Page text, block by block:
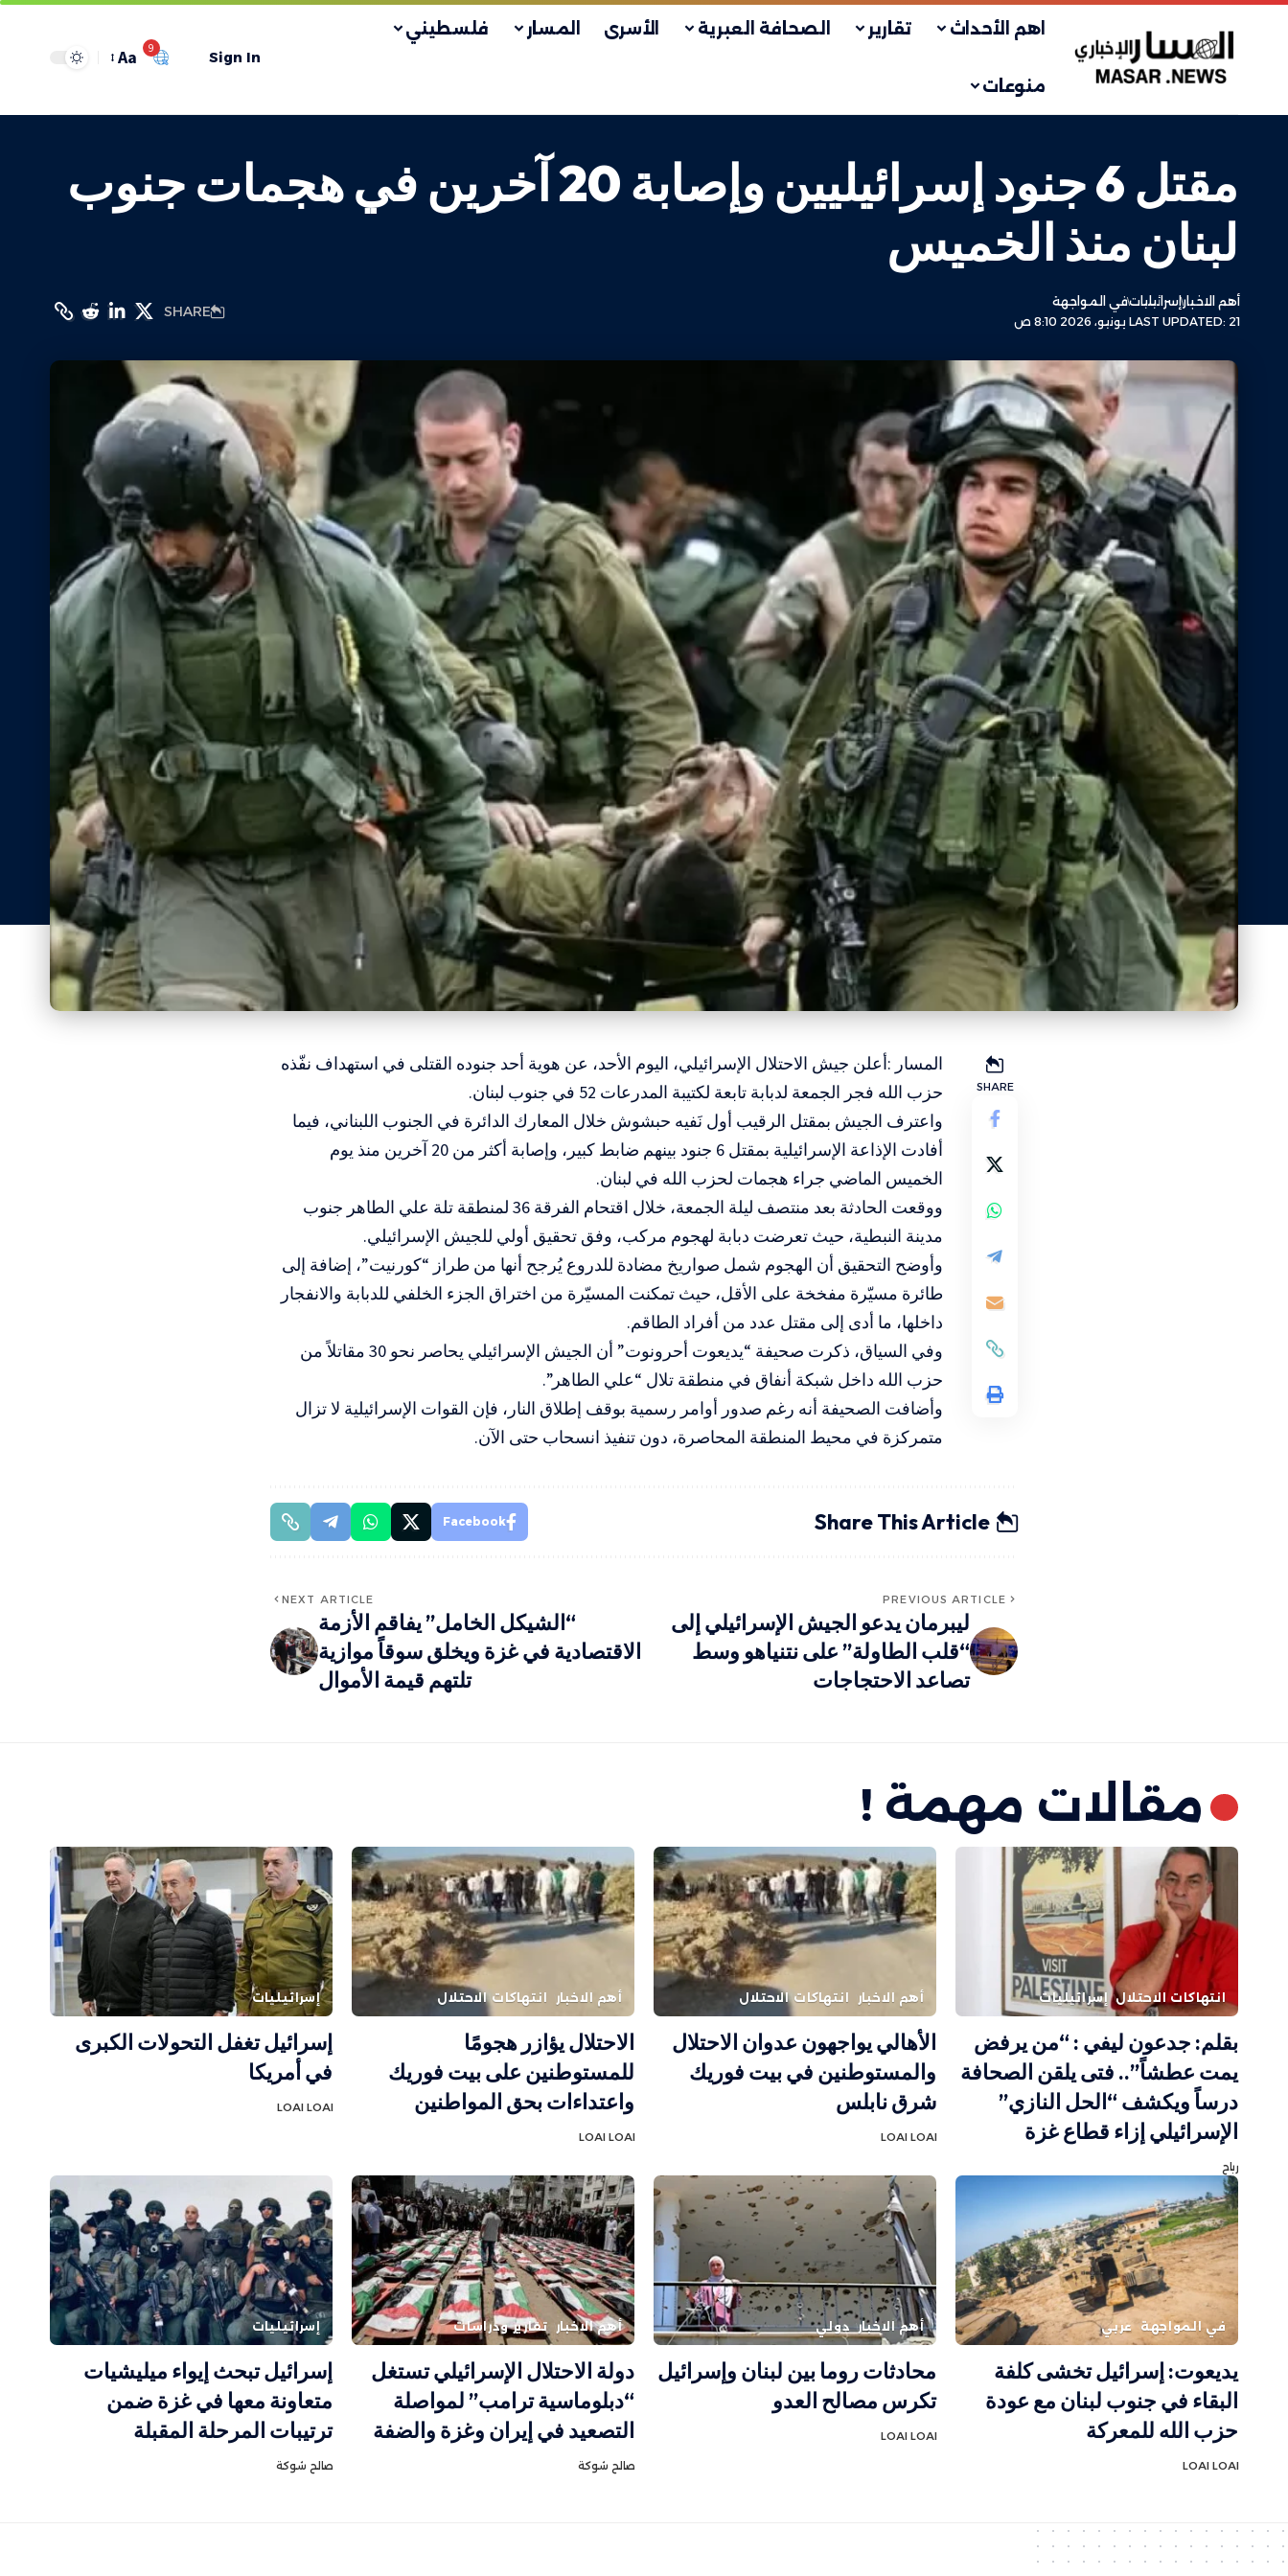
اهم الأحداث تقارير الصحافة العبرية الأسرى المسار فلسطيني
منوعات
Sign In
9
Aa
مقتل 6 جنود إسرائيليين وإصابة 20 آخرين في هجمات جنوب
لبنان منذ الخميس
LAST UPDATED: 21 يونيو، 2026 8:10 ص
أهم الاخبارإسرائيلياتفي المواجهة
SHARE
SHARE
المسار :أعلن جيش الاحتلال الإسرائيلي، اليوم الأحد، عن هوية أحد جنوده القتلى في استهداف نفّذه
حزب الله فجر الجمعة لدبابة تابعة لكتيبة المدرعات 52 في جنوب لبنان.
واعترف الجيش بمقتل الرقيب أول نَفيه حبشوش خلال المعارك الدائرة في الجنوب اللبناني، فيما
أفادت الإذاعة الإسرائيلية بمقتل 6 جنود بينهم ضابط كبير، وإصابة أكثر من 20 آخرين منذ يوم
الخميس الماضي جراء هجمات لحزب الله في لبنان.
ووقعت الحادثة بعد منتصف ليلة الجمعة، خلال اقتحام الفرقة 36 لمنطقة تلة علي الطاهر جنوب
مدينة النبطية، حيث تعرضت دبابة لهجوم مركب، وفق تحقيق أولي للجيش الإسرائيلي.
وأوضح التحقيق أن الهجوم شمل صواريخ مضادة للدروع يُرجح أنها من طراز “كورنيت”، إضافة إلى
طائرة مسيّرة مفخخة على الأقل، حيث تمكنت المسيّرة من اختراق الجزء الخلفي للدبابة والانفجار
داخلها، ما أدى إلى مقتل عدد من أفراد الطاقم.
وفي السياق، ذكرت صحيفة “يديعوت أحرونوت” أن الجيش الإسرائيلي يحاصر نحو 30 مقاتلاً من
حزب الله داخل شبكة أنفاق في منطقة تلال “علي الطاهر”.
وأضافت الصحيفة أنه رغم صدور أوامر رسمية بوقف إطلاق النار، فإن القوات الإسرائيلية لا تزال
متمركزة في محيط المنطقة المحاصرة، دون تنفيذ انسحاب حتى الآن.
Share This Article
Facebook
PREVIOUS ARTICLE
ليبرمان يدعو الجيش الإسرائيلي إلى
“قلب الطاولة” على نتنياهو وسط
تصاعد الاحتجاجات
NEXT ARTICLE
“الشيكل الخامل” يفاقم الأزمة
الاقتصادية في غزة ويخلق سوقاً موازية
تلتهم قيمة الأموال
مقالات مهمة !
انتهاكات الاحتلال إسرائيليات
بقلم: جدعون ليفي : “من يرفض
يمت عطشاً”.. فتى يلقن الصحافة
درساً ويكشف “الحل النازي”
الإسرائيلي إزاء قطاع غزة
رباح
أهم الاخبار انتهاكات الاحتلال
الأهالي يواجهون عدوان الاحتلال
والمستوطنين في بيت فوريك
شرق نابلس
LOAI LOAI
أهم الاخبار انتهاكات الاحتلال
الاحتلال يؤازر هجومًا
للمستوطنين على بيت فوريك
واعتداءات بحق المواطنين
LOAI LOAI
إسرائيليات
إسرائيل تغفل التحولات الكبرى
في أمريكا
LOAI LOAI
في المواجهة عربي
يديعوت: إسرائيل تخشى كلفة
البقاء في جنوب لبنان مع عودة
حزب الله للمعركة
LOAI LOAI
أهم الاخبار دولي
محادثات روما بين لبنان وإسرائيل
تكرس مصالح العدو
LOAI LOAI
أهم الاخبار تقارير ودراسات
دولة الاحتلال الإسرائيلي تستغل
“دبلوماسية ترامب” لمواصلة
التصعيد في إيران وغزة والضفة
صالح شوكة
إسرائيليات
إسرائيل تبحث إيواء ميليشيات
متعاونة معها في غزة ضمن
ترتيبات المرحلة المقبلة
صالح شوكة